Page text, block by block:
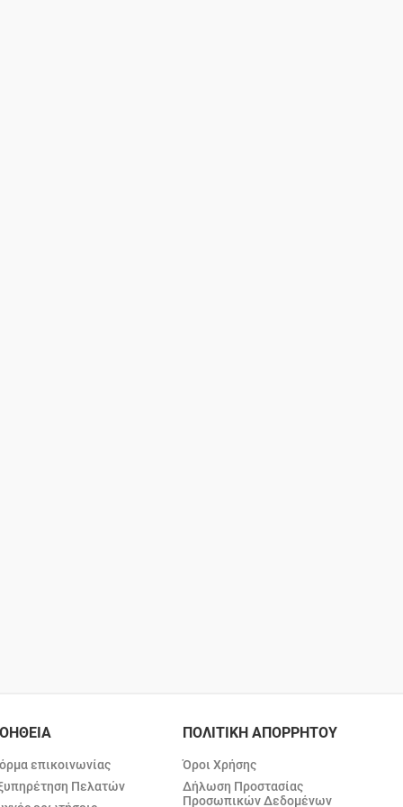
επικοινωνίας
Πελατών
ΠΟΛΙΤΙΚΗ ΑΠΟΡΡΗΤΟΥ
Όροι Χρήσης
Δήλωση Προστασίας
Προσωπικών Δεδομένων